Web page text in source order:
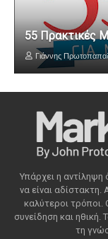
55 Πρακτικές
Γιάννης
Υπάρχει η αντίληψη
να είναι
καλύτεροι τρόποι.
συνείδηση ​​και
τη